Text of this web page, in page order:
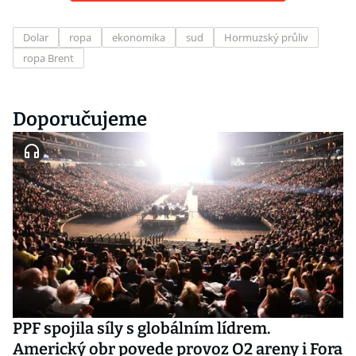
Dolar ropa ekonomika sud
Hormuzský průliv
ropa Brent
Doporučujeme
PPF spojila síly s globálním lídrem.
Americký obr povede provoz O2 areny i Fora